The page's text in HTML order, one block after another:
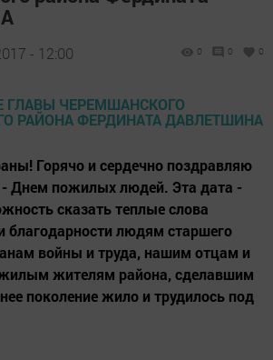
- 12:00 0 0 0
Горячо и сердечно поздравляю
- Днем пожилых людей. Эта дата -
сказать теплые слова
благодарности людям старшего
войны и труда, нашим отцам и
жителям района, сделавшим
поколение жило и трудилось под